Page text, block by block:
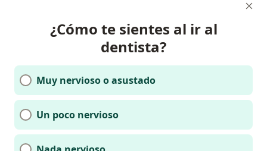
¿Cómo te sientes al ir al
dentista?
Muy nervioso o asustado
Un poco nervioso